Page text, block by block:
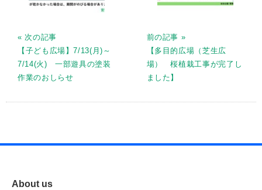
« 次の記事
【子ども広場】7/13(月)～
7/14(火) 一部遊具の塗装
作業のおしらせ
前の記事 »
【多目的広場（芝生広
場） 桜植栽工事が完了し
ました】
About us